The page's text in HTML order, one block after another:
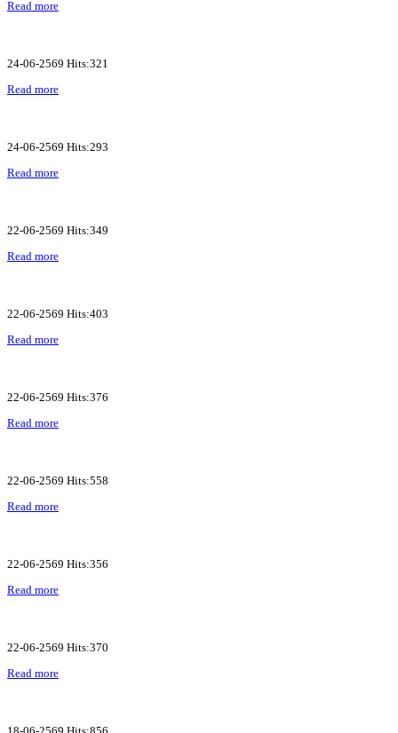
Read more
24-06-2569 Hits:321
Read more
24-06-2569 Hits:293
Read more
22-06-2569 Hits:349
Read more
22-06-2569 Hits:403
Read more
22-06-2569 Hits:376
Read more
22-06-2569 Hits:558
Read more
22-06-2569 Hits:356
Read more
22-06-2569 Hits:370
Read more